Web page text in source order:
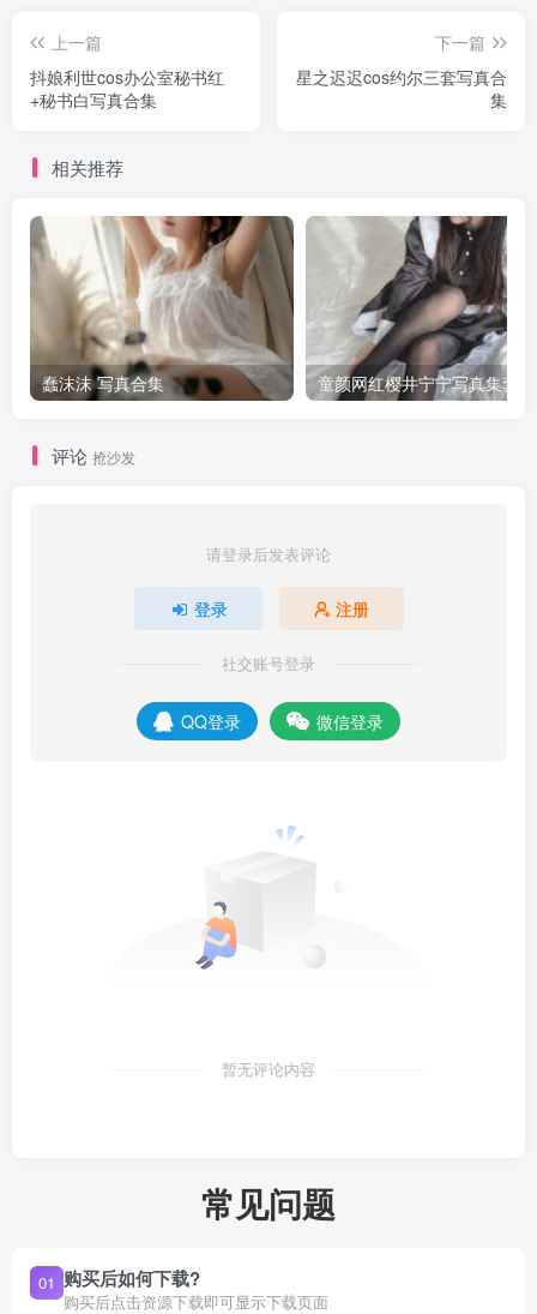
上一篇
抖娘利世cos办公室秘书红
+秘书白写真合集
下一篇
星之迟迟cos约尔三套写真合
集
相关推荐
蠢沫沫 写真合集 童颜网红樱井宁宁写真集套图
评论 抢沙发
请登录后发表评论
登录 注册
社交账号登录
QQ登录 微信登录
暂无评论内容
常见问题
01 购买后如何下载?
购买后点击资源下载即可显示下载页面